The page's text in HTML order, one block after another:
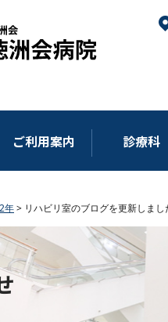
ご利用案内 診療科
年> リハビリ室のブログを更新しまし